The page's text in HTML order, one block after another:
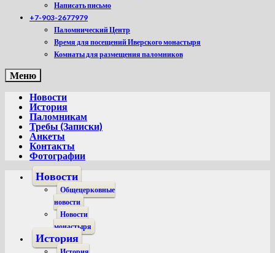
Написать письмо
+7-903-2677979
Паломнический Центр
Время для посещений Иверского монастыря
Комнаты для размещения паломников
Меню
Новости
История
Паломникам
Требы (Записки)
Анкеты
Контакты
Фотографии
Новости
Общецерковные
новости
Новости
монастыря
История